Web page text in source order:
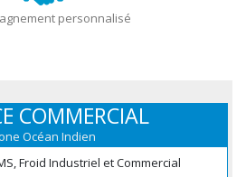
personnalisé
COMMERCIAL
Océan Indien
Froid Industriel et Commercial